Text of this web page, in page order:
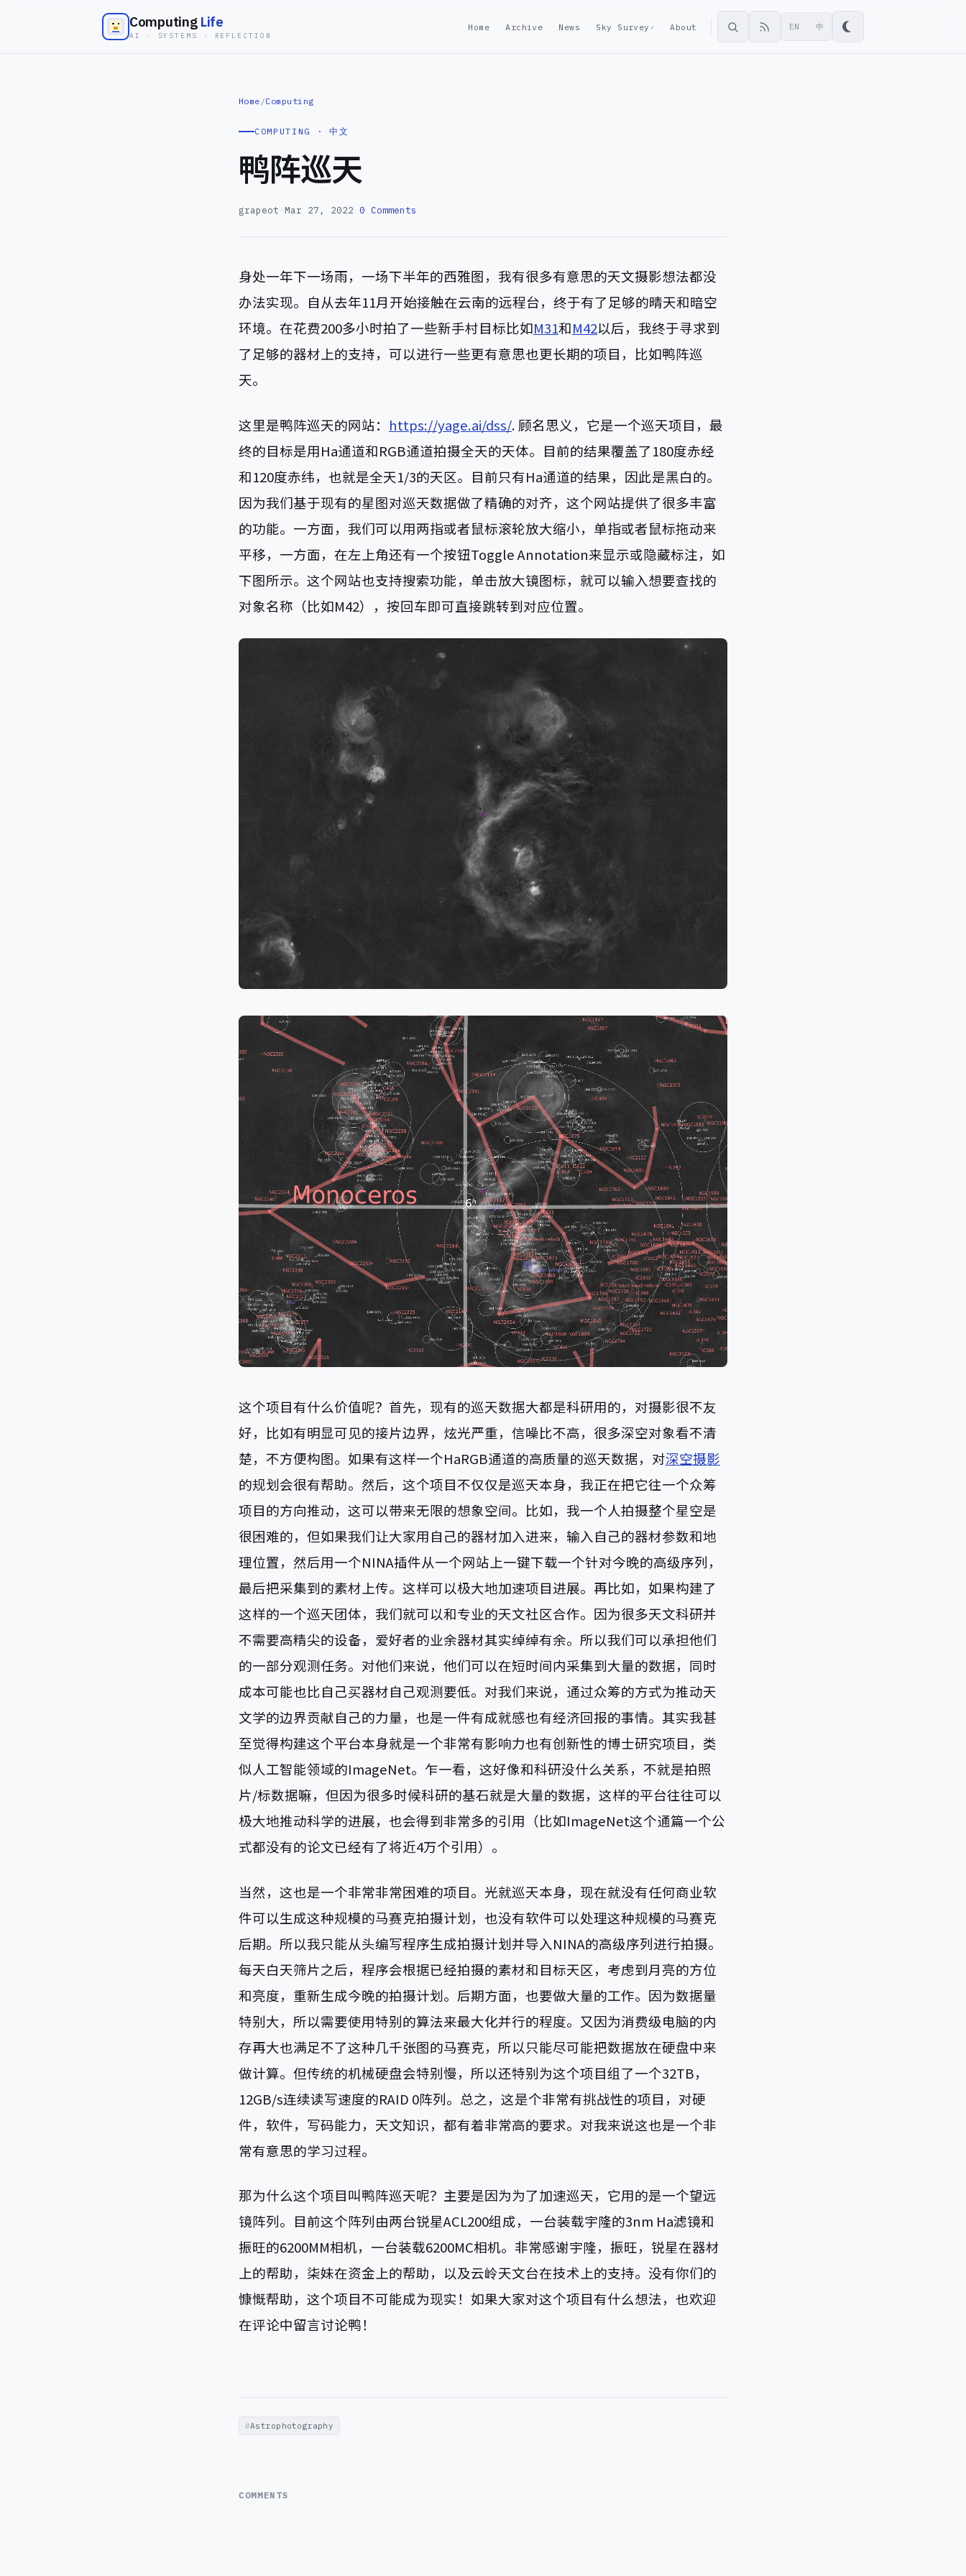
Computing Life
AI · SYSTEMS · REFLECTION
Home Archive News Sky Survey ↗ About EN 中
Home /Computing
COMPUTING · 中文
鸭阵巡天
grapeot Mar 27, 2022 0 Comments
身处一年下一场雨，一场下半年的西雅图，我有很多有意思的天文摄影想法都没
办法实现。自从去年11月开始接触在云南的远程台，终于有了足够的晴天和暗空
环境。在花费200多小时拍了一些新手村目标比如M31和M42以后，我终于寻求到
了足够的器材上的支持，可以进行一些更有意思也更长期的项目，比如鸭阵巡
天。
这里是鸭阵巡天的网站： https://yage.ai/dss/. 顾名思义，它是一个巡天项目，最
终的目标是用Ha通道和RGB通道拍摄全天的天体。目前的结果覆盖了180度赤经
和120度赤纬，也就是全天1/3的天区。目前只有Ha通道的结果，因此是黑白的。
因为我们基于现有的星图对巡天数据做了精确的对齐，这个网站提供了很多丰富
的功能。一方面，我们可以用两指或者鼠标滚轮放大缩小，单指或者鼠标拖动来
平移，一方面，在左上角还有一个按钮Toggle Annotation来显示或隐藏标注，如
下图所示。这个网站也支持搜索功能，单击放大镜图标，就可以输入想要查找的
对象名称（比如M42），按回车即可直接跳转到对应位置。
这个项目有什么价值呢？首先，现有的巡天数据大都是科研用的，对摄影很不友
好，比如有明显可见的接片边界，炫光严重，信噪比不高，很多深空对象看不清
楚，不方便构图。如果有这样一个HaRGB通道的高质量的巡天数据，对深空摄影
的规划会很有帮助。然后，这个项目不仅仅是巡天本身，我正在把它往一个众筹
项目的方向推动，这可以带来无限的想象空间。比如，我一个人拍摄整个星空是
很困难的，但如果我们让大家用自己的器材加入进来，输入自己的器材参数和地
理位置，然后用一个NINA插件从一个网站上一键下载一个针对今晚的高级序列，
最后把采集到的素材上传。这样可以极大地加速项目进展。再比如，如果构建了
这样的一个巡天团体，我们就可以和专业的天文社区合作。因为很多天文科研并
不需要高精尖的设备，爱好者的业余器材其实绰绰有余。所以我们可以承担他们
的一部分观测任务。对他们来说，他们可以在短时间内采集到大量的数据，同时
成本可能也比自己买器材自己观测要低。对我们来说，通过众筹的方式为推动天
文学的边界贡献自己的力量，也是一件有成就感也有经济回报的事情。其实我甚
至觉得构建这个平台本身就是一个非常有影响力也有创新性的博士研究项目，类
似人工智能领域的ImageNet。乍一看，这好像和科研没什么关系，不就是拍照
片/标数据嘛，但因为很多时候科研的基石就是大量的数据，这样的平台往往可以
极大地推动科学的进展，也会得到非常多的引用（比如ImageNet这个通篇一个公
式都没有的论文已经有了将近4万个引用）。
当然，这也是一个非常非常困难的项目。光就巡天本身，现在就没有任何商业软
件可以生成这种规模的马赛克拍摄计划，也没有软件可以处理这种规模的马赛克
后期。所以我只能从头编写程序生成拍摄计划并导入NINA的高级序列进行拍摄。
每天白天筛片之后，程序会根据已经拍摄的素材和目标天区，考虑到月亮的方位
和亮度，重新生成今晚的拍摄计划。后期方面，也要做大量的工作。因为数据量
特别大，所以需要使用特别的算法来最大化并行的程度。又因为消费级电脑的内
存再大也满足不了这种几千张图的马赛克，所以只能尽可能把数据放在硬盘中来
做计算。但传统的机械硬盘会特别慢，所以还特别为这个项目组了一个32TB，
12GB/s连续读写速度的RAID 0阵列。总之，这是个非常有挑战性的项目，对硬
件，软件，写码能力，天文知识，都有着非常高的要求。对我来说这也是一个非
常有意思的学习过程。
那为什么这个项目叫鸭阵巡天呢？主要是因为为了加速巡天，它用的是一个望远
镜阵列。目前这个阵列由两台锐星ACL200组成，一台装载宇隆的3nm Ha滤镜和
振旺的6200MM相机，一台装载6200MC相机。非常感谢宇隆，振旺，锐星在器材
上的帮助，柒妹在资金上的帮助，以及云岭天文台在技术上的支持。没有你们的
慷慨帮助，这个项目不可能成为现实！如果大家对这个项目有什么想法，也欢迎
在评论中留言讨论鸭！
Astrophotography
COMMENTS